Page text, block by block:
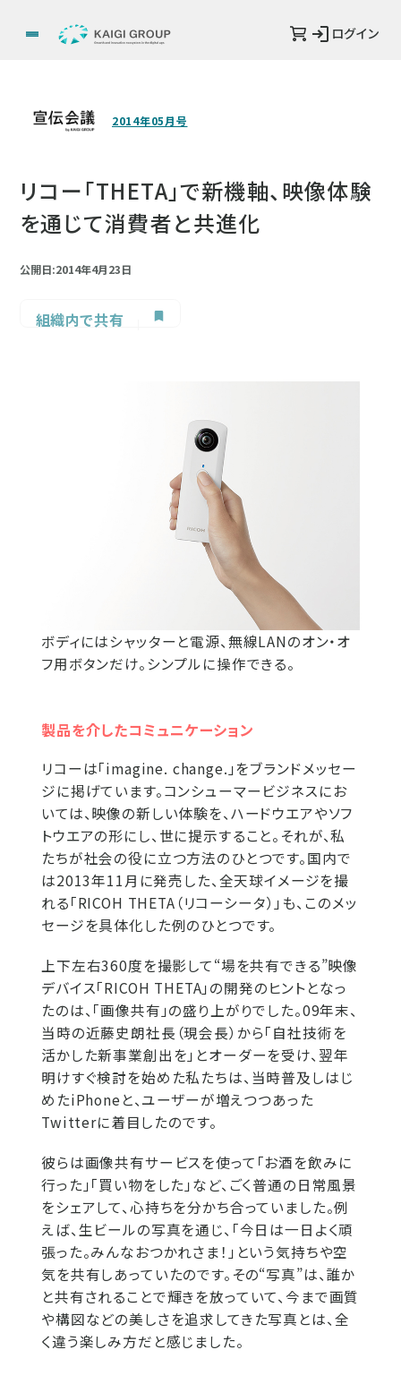
ログイン
2014年05月号
リコー「THETA」で新機軸、映像体験
を通じて消費者と共進化
公開日:2014年4月23日
組織内で共有
ボディにはシャッターと電源、無線LANのオン・オ
フ用ボタンだけ。シンプルに操作できる。
製品を介したコミュニケーション
リコーは「imagine. change.」をブランドメッセー
ジに掲げています。コンシューマービジネスにお
いては、映像の新しい体験を、ハードウエアやソフ
トウエアの形にし、世に提示すること。それが、私
たちが社会の役に立つ方法のひとつです。国内で
は2013年11月に発売した、全天球イメージを撮
れる「RICOH THETA（リコーシータ）」も、このメッ
セージを具体化した例のひとつです。
上下左右360度を撮影して“場を共有できる”映像
デバイス「RICOH THETA」の開発のヒントとなっ
たのは、「画像共有」の盛り上がりでした。09年末、
当時の近藤史朗社長（現会長）から「自社技術を
活かした新事業創出を」とオーダーを受け、翌年
明けすぐ検討を始めた私たちは、当時普及しはじ
めたiPhoneと、ユーザーが増えつつあった
Twitterに着目したのです。
彼らは画像共有サービスを使って「お酒を飲みに
行った」「買い物をした」など、ごく普通の日常風景
をシェアして、心持ちを分かち合っていました。例
えば、生ビールの写真を通じ、「今日は一日よく頑
張った。みんなおつかれさま！」という気持ちや空
気を共有しあっていたのです。その“写真”は、誰か
と共有されることで輝きを放っていて、今まで画質
や構図などの美しさを追求してきた写真とは、全
く違う楽しみ方だと感じました。